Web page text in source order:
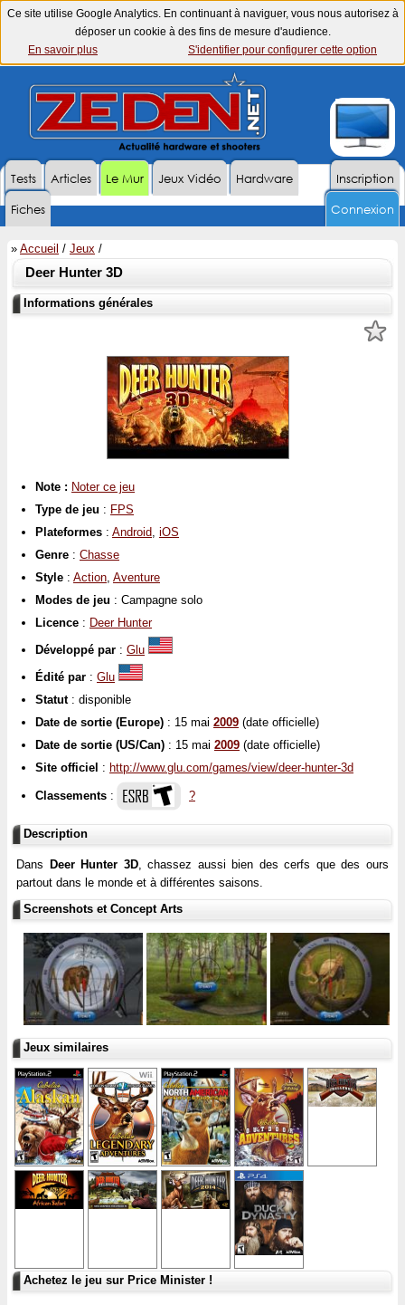
Ce site utilise Google Analytics. En continuant à naviguer, vous nous autorisez à
déposer un cookie à des fins de mesure d'audience.
En savoir plus
S'identifier pour configurer cette option
Inscription
Tests Articles Le Mur Jeux Vidéo
Hardware
Fiches
Connexion
» Accueil / Jeux /
Deer Hunter 3D
Informations générales
Note : Noter ce jeu
Type de jeu : FPS
Plateformes : Android, iOS
Genre : Chasse
Style : Action, Aventure
Modes de jeu : Campagne solo
Licence : Deer Hunter
Développé par : Glu
Édité par : Glu
Statut: disponible
Date de sortie (Europe) : 15 mai 2009 (date officielle)
Date de sortie (US/Can) : 15 mai 2009 (date officielle)
Site officiel : http://www.glu.com/games/view/deer-hunter-3d
Classements : ?
Description
Dans Deer Hunter 3D, chassez aussi bien des cerfs que des ours
partout dans le monde et à différentes saisons.
Screenshots et Concept Arts
Jeux similaires
Achetez le jeu sur Price Minister !